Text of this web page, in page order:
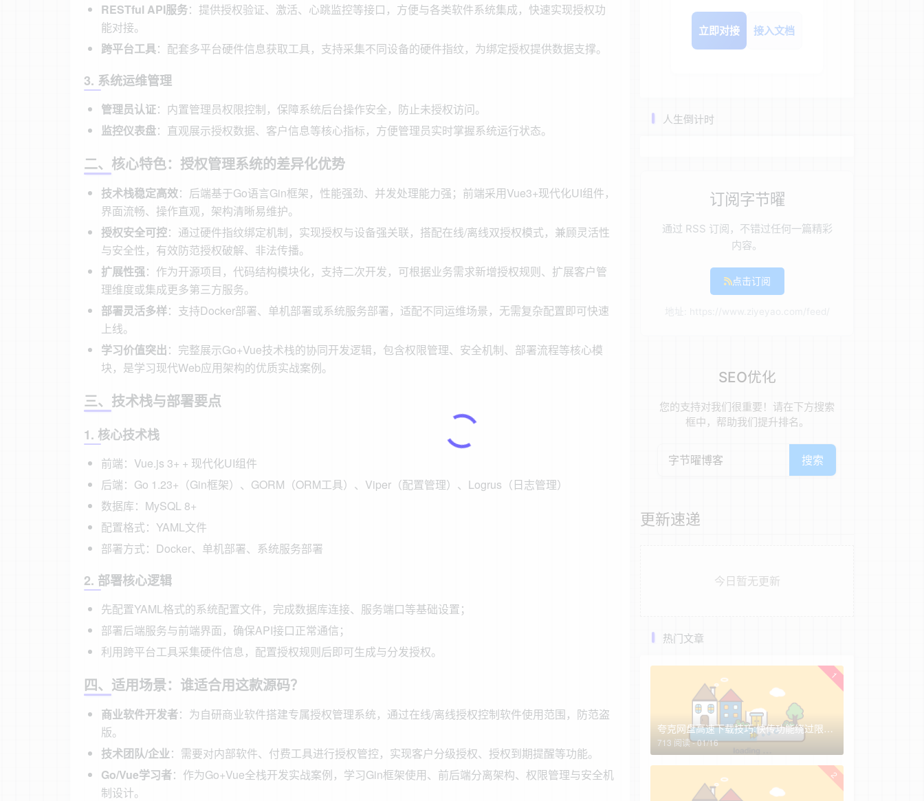
RESTful API服务：提供授权验证、激活、心跳监控等接口，方便与各类软件系统集成，快速实现授权功
能对接。
跨平台工具：配套多平台硬件信息获取工具，支持采集不同设备的硬件指纹，为绑定授权提供数据支撑。
3. 系统运维管理
管理员认证：内置管理员权限控制，保障系统后台操作安全，防止未授权访问。
监控仪表盘：直观展示授权数据、客户信息等核心指标，方便管理员实时掌握系统运行状态。
二、核心特色：授权管理系统的差异化优势
技术栈稳定高效：后端基于Go语言Gin框架，性能强劲、并发处理能力强；前端采用Vue3+现代化UI组件，
界面流畅、操作直观，架构清晰易维护。
授权安全可控：通过硬件指纹绑定机制，实现授权与设备强关联，搭配在线/离线双授权模式，兼顾灵活性
与安全性，有效防范授权破解、非法传播。
扩展性强：作为开源项目，代码结构模块化，支持二次开发，可根据业务需求新增授权规则、扩展客户管
理维度或集成更多第三方服务。
部署灵活多样：支持Docker部署、单机部署或系统服务部署，适配不同运维场景，无需复杂配置即可快速
上线。
学习价值突出：完整展示Go+Vue技术栈的协同开发逻辑，包含权限管理、安全机制、部署流程等核心模
块，是学习现代Web应用架构的优质实战案例。
三、技术栈与部署要点
1. 核心技术栈
前端：Vue.js 3+ + 现代化UI组件
后端：Go 1.23+（Gin框架）、GORM（ORM工具）、Viper（配置管理）、Logrus（日志管理）
数据库：MySQL 8+
配置格式：YAML文件
部署方式：Docker、单机部署、系统服务部署
2. 部署核心逻辑
先配置YAML格式的系统配置文件，完成数据库连接、服务端口等基础设置；
部署后端服务与前端界面，确保API接口正常通信；
利用跨平台工具采集硬件信息，配置授权规则后即可生成与分发授权。
四、适用场景：谁适合用这款源码？
商业软件开发者：为自研商业软件搭建专属授权管理系统，通过在线/离线授权控制软件使用范围，防范盗
版。
技术团队/企业：需要对内部软件、付费工具进行授权管控，实现客户分级授权、授权到期提醒等功能。
Go/Vue学习者：作为Go+Vue全栈开发实战案例，学习Gin框架使用、前后端分离架构、权限管理与安全机
制设计。
立即对接 接入文档
人生倒计时
订阅字节曜
通过 RSS 订阅，不错过任何一篇精彩
内容。
点击订阅
SEO优化
您的支持对我们很重要！请在下方搜索
框中，帮助我们提升排名。
搜索
更新速递
今日暂无更新
热门文章
1
夸克网盘高速下载技巧:快传功能绕过限速，非会员实测3-10MB/s(2026最新)
713 阅读 - 01/16
2